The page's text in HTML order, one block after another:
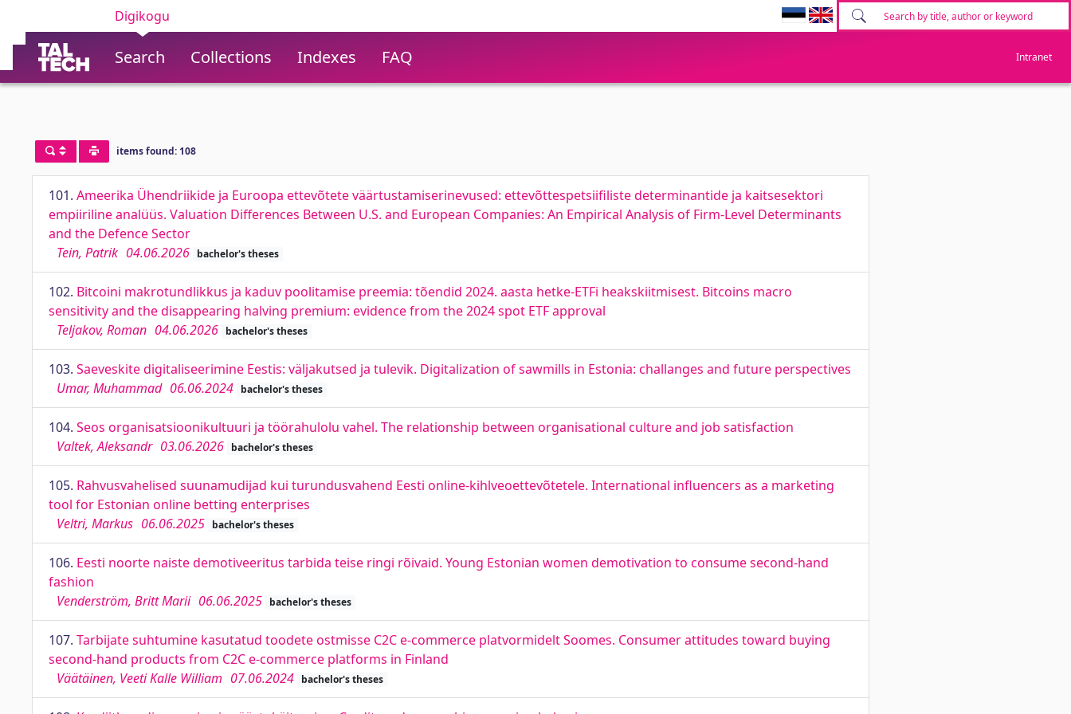
Digikogu
Search Collections Indexes FAQ Intranet
items found: 108
101. Ameerika Ühendriikide ja Euroopa ettevõtete väärtustamiserinevused: ettevõttespetsiifiliste determinantide ja kaitsesektori
empiiriline analüüs. Valuation Differences Between U.S. and European Companies: An Empirical Analysis of Firm-Level Determinants
and the Defence Sector
Tein, Patrik 04.06.2026 bachelor's theses
102. Bitcoini makrotundlikkus ja kaduv poolitamise preemia: tõendid 2024. aasta hetke-ETFi heakskiitmisest. Bitcoins macro
sensitivity and the disappearing halving premium: evidence from the 2024 spot ETF approval
Teljakov, Roman 04.06.2026 bachelor's theses
103. Saeveskite digitaliseerimine Eestis: väljakutsed ja tulevik. Digitalization of sawmills in Estonia: challanges and future perspectives
Umar, Muhammad 06.06.2024 bachelor's theses
104. Seos organisatsioonikultuuri ja töörahulolu vahel. The relationship between organisational culture and job satisfaction
Valtek, Aleksandr 03.06.2026 bachelor's theses
105. Rahvusvahelised suunamudijad kui turundusvahend Eesti online-kihlveoettevõtetele. International influencers as a marketing
tool for Estonian online betting enterprises
Veltri, Markus 06.06.2025 bachelor's theses
106. Eesti noorte naiste demotiveeritus tarbida teise ringi rõivaid. Young Estonian women demotivation to consume second-hand
fashion
Venderström, Britt Marii 06.06.2025 bachelor's theses
107. Tarbijate suhtumine kasutatud toodete ostmisse C2C e-commerce platvormidelt Soomes. Consumer attitudes toward buying
second-hand products from C2C e-commerce platforms in Finland
Väätäinen, Veeti Kalle William 07.06.2024 bachelor's theses